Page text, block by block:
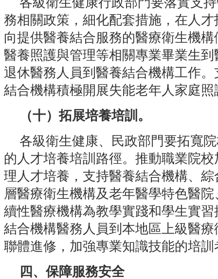
務相關政策，細化配套措施，在人
向提供醫養結合服務的醫療衛生機
醫養照護與管理等相關專業畢業生
退休醫務人員到醫養結合機構工作
結合機構積極開展失能老年人家庭
（十）拓展培養培訓。
各級衛生健康、民政部門要拓寬
的人才培養培訓路徑。推動職業院
理人才培養，支持醫養結合機構、
層醫療衛生機構及老年醫學特色醫
續性醫療機構為教學實踐和學生實
結合機構醫務人員到本地區上級醫
聯體進修，加強專業知識技能的培訓
四、保障服務安全